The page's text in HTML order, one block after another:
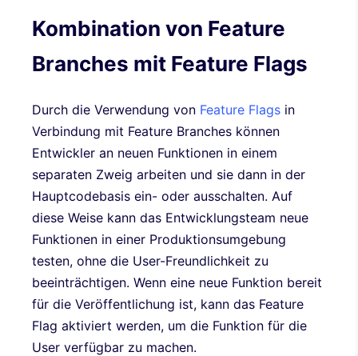
Kombination von Feature
Branches mit Feature Flags
Durch die Verwendung von Feature Flags in
Verbindung mit Feature Branches können
Entwickler an neuen Funktionen in einem
separaten Zweig arbeiten und sie dann in der
Hauptcodebasis ein- oder ausschalten. Auf
diese Weise kann das Entwicklungsteam neue
Funktionen in einer Produktionsumgebung
testen, ohne die User-Freundlichkeit zu
beeinträchtigen. Wenn eine neue Funktion bereit
für die Veröffentlichung ist, kann das Feature
Flag aktiviert werden, um die Funktion für die
User verfügbar zu machen.